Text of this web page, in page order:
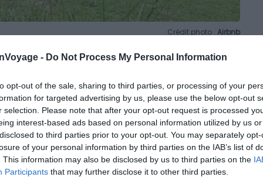
- Do Not Process My Personal Information
opt-out of the sale, sharing to third parties, or processing of your
for targeted advertising by us, please use the below opt-out
selection. Please note that after your opt-out request is processed
interest-based ads based on personal information utilized by us
to third parties prior to your opt-out. You may separately
of your personal information by third parties on the IAB’s list of
This information may also be disclosed by us to third parties on the
Participants that may further disclose it to other third parties.
Crédit photo : Airbnb
en pleine nature
! Calme, détente et grand bol d’air frais
de réserver cet Airbnb dans le Lot-et-Garonne. En
d’une vallée fertile et luxuriante.